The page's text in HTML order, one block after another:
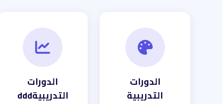
الدورات
التدريبية
الدورات
التدريبيةddd